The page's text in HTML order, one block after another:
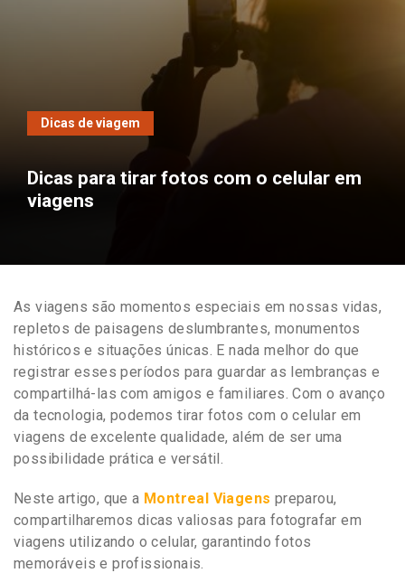
Dicas de viagem
Dicas para tirar fotos com o celular em
viagens
As viagens são momentos especiais em nossas vidas,
repletos de paisagens deslumbrantes, monumentos
históricos e situações únicas. E nada melhor do que
registrar esses períodos para guardar as lembranças e
compartilhá-las com amigos e familiares. Com o avanço
da tecnologia, podemos tirar fotos com o celular em
viagens de excelente qualidade, além de ser uma
possibilidade prática e versátil.
Neste artigo, que a Montreal Viagens preparou,
compartilharemos dicas valiosas para fotografar em
viagens utilizando o celular, garantindo fotos
memoráveis e profissionais.